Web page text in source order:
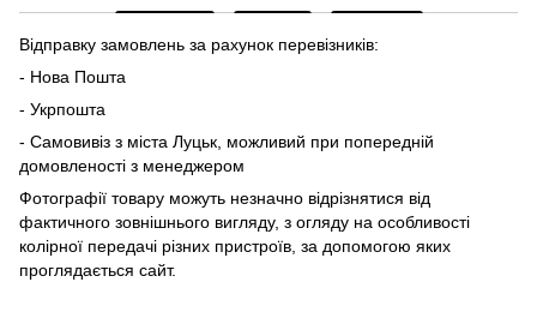
Відправку замовлень за рахунок перевізників:
- Нова Пошта
- Укрпошта
- Самовивіз з міста Луцьк, можливий при попередній
домовленості з менеджером
Фотографії товару можуть незначно відрізнятися від
фактичного зовнішнього вигляду, з огляду на особливості
колірної передачі різних пристроїв, за допомогою яких
проглядається сайт.